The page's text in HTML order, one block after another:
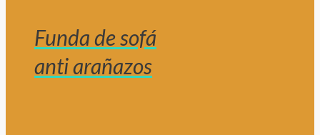
Funda de sofá
anti arañazos